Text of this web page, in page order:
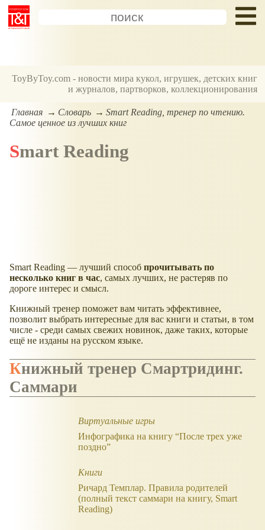
ToyByToy.com - новости мира кукол, игрушек, детских книг
и журналов, партворков, коллекционирования
Главная Словарь
Smart Reading, тренер по чтению.
Самое ценное из лучших книг
Smart Reading
Smart Reading — лучший способ прочитывать по
несколько книг в час, самых лучших, не растеряв по
дороге интерес и смысл.
Книжный тренер поможет вам читать эффективнее,
позволит выбрать интересные для вас книги и статьи, в том
числе - среди самых свежих новинок, даже таких, которые
ещё не изданы на русском языке.
Книжный тренер Смартридинг.
Саммари
Виртуальные игры
Инфографика на книгу “После трех уже
поздно”
Книги
Ричард Темплар. Правила родителей
(полный текст саммари на книгу, Smart
Reading)